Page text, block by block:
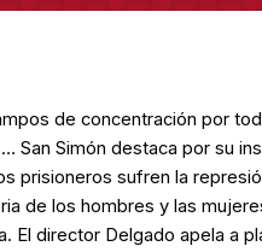
de concentración por
San Simón destaca por su
prisioneros sufren la
de los hombres y las
El director Delgado apela a